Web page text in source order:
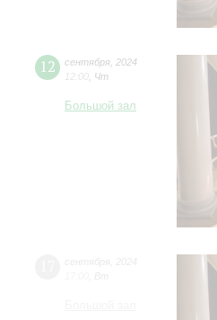
12 сентября 2024
12:00 Чт
Большой зал